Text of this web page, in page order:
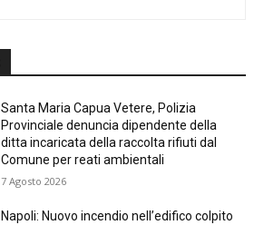
Santa Maria Capua Vetere, Polizia
Provinciale denuncia dipendente della
ditta incaricata della raccolta rifiuti dal
Comune per reati ambientali
7 Agosto 2026
Napoli: Nuovo incendio nell’edifico colpito